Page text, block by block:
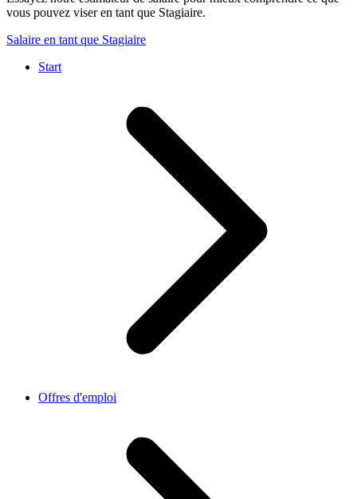
vous pouvez viser en tant que Stagiaire.
Salaire en tant que Stagiaire
Start
Offres d'emploi